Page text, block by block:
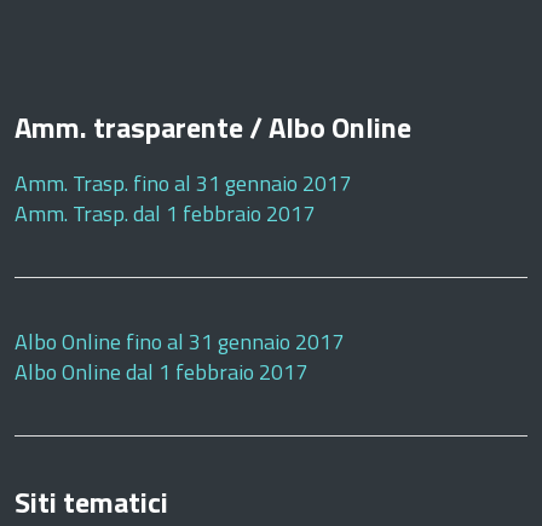
Amm. trasparente / Albo Online
Amm. Trasp. fino al 31 gennaio 2017
Amm. Trasp. dal 1 febbraio 2017
Albo Online fino al 31 gennaio 2017
Albo Online dal 1 febbraio 2017
Siti tematici